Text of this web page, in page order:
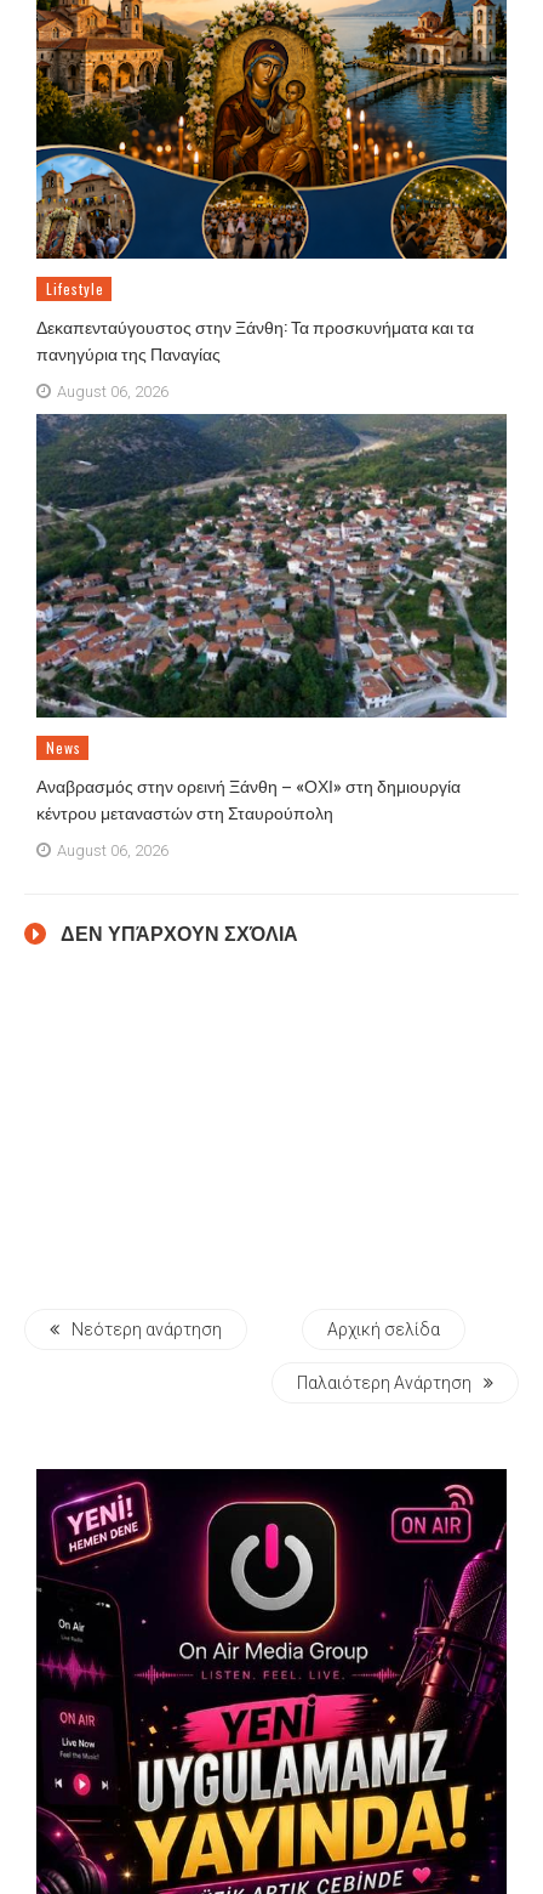
Lifestyle
Δεκαπενταύγουστος στην Ξάνθη: Τα προσκυνήματα και τα
πανηγύρια της Παναγίας
August 06, 2026
News
Αναβρασμός στην ορεινή Ξάνθη – «ΟΧΙ» στη δημιουργία
κέντρου μεταναστών στη Σταυρούπολη
August 06, 2026
ΔΕΝ ΥΠΆΡΧΟΥΝ ΣΧΌΛΙΑ
Νεότερη ανάρτηση Αρχική σελίδα
Παλαιότερη Ανάρτηση